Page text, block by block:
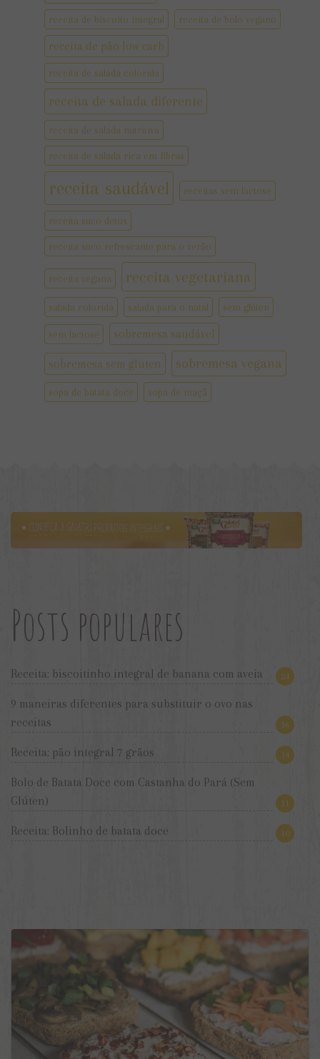
receita de biscoito integral receita de bolo vegano
receita de pão low carb
receita de salada colorida
receita de salada diferente
receita de salada nutritiva
receita de salada rica em fibras
receita saudável receitas sem lactose
receita suco detox
receita suco refrescante para o verão
receita vegana receita vegetariana
salada colorida salada para o natal sem glúten
sem lactose sobremesa saudável
sobremesa sem gluten sobremesa vegana
sopa de batata doce sopa de maçã
Posts populares
Receita: biscoitinho integral de banana com aveia 24
9 maneiras diferentes para substituir o ovo nas
receitas
16
Receita: pão integral 7 grãos 14
Bolo de Batata Doce com Castanha do Pará (Sem
Glúten)
11
Receita: Bolinho de batata doce 10